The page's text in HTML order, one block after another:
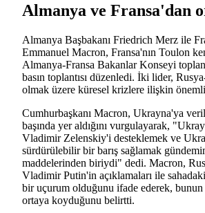
Almanya ve Fransa'dan
Almanya Başbakanı Friedrich Merz ile
Emmanuel Macron, Fransa'nın Toulon
Almanya-Fransa Bakanlar Konseyi
basın toplantısı düzenledi. İki lider,
olmak üzere küresel krizlere ilişkin
Cumhurbaşkanı Macron, Ukrayna'ya
başında yer aldığını vurgulayarak,
Vladimir Zelenskiy'i desteklemek ve
sürdürülebilir bir barış sağlamak
maddelerinden biriydi" dedi. Macron,
Vladimir Putin'in açıklamaları ile
bir uçurum olduğunu ifade ederek,
ortaya koyduğunu belirtti.